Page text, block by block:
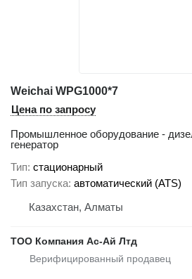
Weichai WPG1000*7
Цена по запросу
Промышленное оборудование -
генератор
Тип стационарный
Тип запуска автоматический (ATS)
Казахстан, Алматы
ТОО Компания Ас-Ай Лтд